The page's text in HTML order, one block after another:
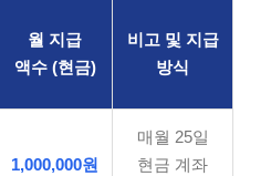
월 지급
액수 (현금)
비고 및 지급
방식
1,000,000원
매월 25일
현금 계좌